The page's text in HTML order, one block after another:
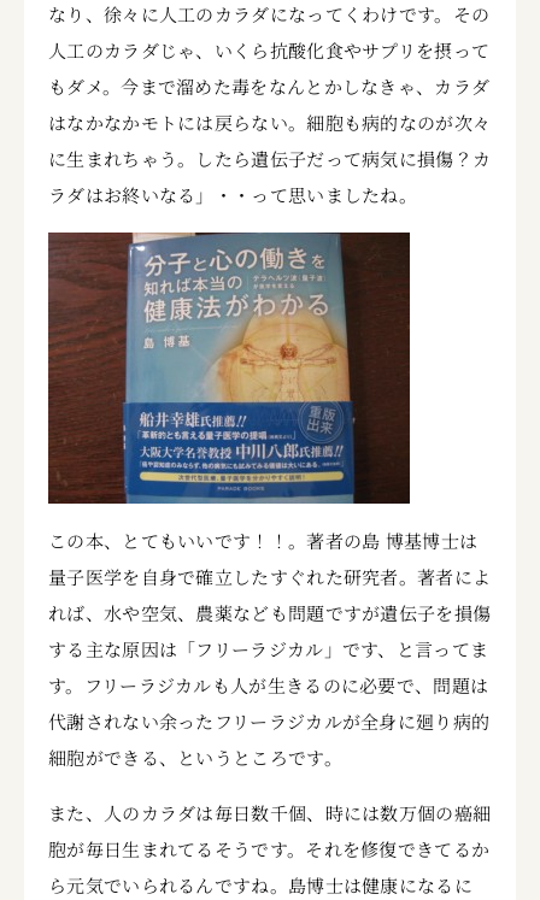
なり、徐々に人工のカラダになってくわけです。その
人工のカラダじゃ、いくら抗酸化食やサプリを摂って
もダメ。今まで溜めた毒をなんとかしなきゃ、カラダ
はなかなかモトには戻らない。細胞も病的なのが次々
に生まれちゃう。したら遺伝子だって病気に損傷？カ
ラダはお終いなる」・・って思いましたね。
この本、とてもいいです！！。著者の島 博基博士は
量子医学を自身で確立したすぐれた研究者。著者によ
れば、水や空気、農薬なども問題ですが遺伝子を損傷
する主な原因は「フリーラジカル」です、と言ってま
す。フリーラジカルも人が生きるのに必要で、問題は
代謝されない余ったフリーラジカルが全身に廻り病的
細胞ができる、というところです。
また、人のカラダは毎日数千個、時には数万個の癌細
胞が毎日生まれてるそうです。それを修復できてるか
ら元気でいられるんですね。島博士は健康になるに